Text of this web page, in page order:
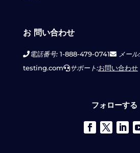
お 問い合わせ
電話番号:1-888-479-0741 メール:
testing.com
サポート:お問い合わせ
フォローする